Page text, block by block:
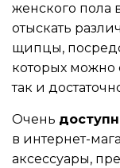
женского пола
отыскать
щипцы,
которых можно
так и
Очень
в интернет-
аксессуары,